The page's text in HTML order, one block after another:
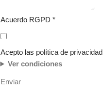
Acuerdo RGPD *
Acepto las política de privacidad
Ver condiciones
Enviar